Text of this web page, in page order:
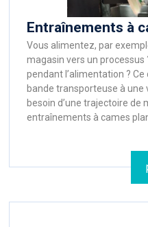
Entraînements à
Vous alimentez, par
magasin vers un
pendant l’alimentation ?
bande transporteuse à une
besoin d’une trajectoire de
entraînements à cames